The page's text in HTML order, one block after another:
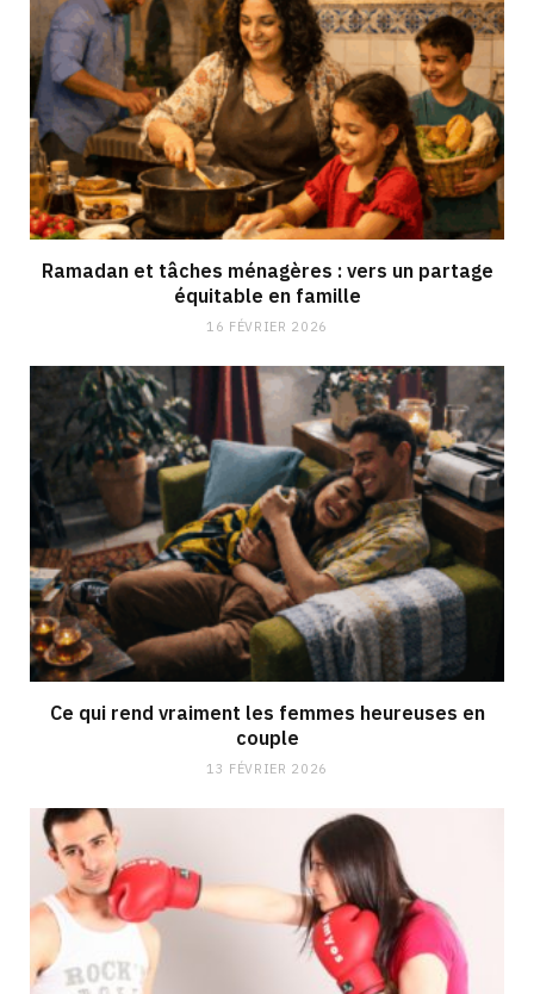
Ramadan et tâches ménagères : vers un partage
équitable en famille
16 FÉVRIER 2026
Ce qui rend vraiment les femmes heureuses en
couple
13 FÉVRIER 2026